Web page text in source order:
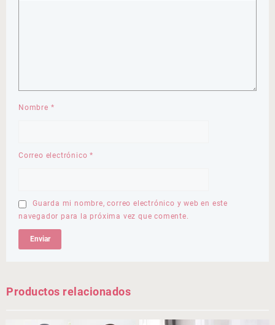
Nombre *
Correo electrónico*
Guarda mi nombre, correo electrónico y web en este
navegador para la próxima vez que comente.
Productos relacionados